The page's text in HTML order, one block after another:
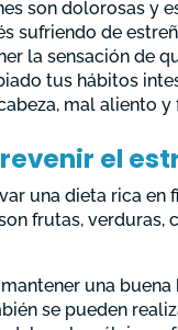
son dolorosas y
sufriendo de
la sensación de
tus hábitos
mal aliento y
el
una dieta rica
frutas, verduras,
una
se pueden